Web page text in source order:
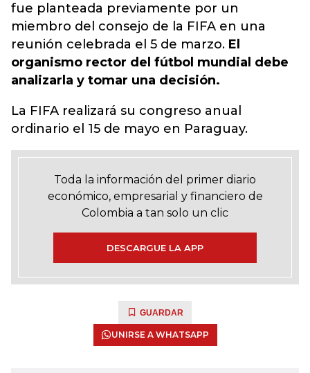
fue planteada previamente por un
miembro del consejo de la FIFA en una
reunión celebrada el 5 de marzo. El
organismo rector del fútbol mundial debe
analizarla y tomar una decisión.
La FIFA realizará su congreso anual
ordinario el 15 de mayo en Paraguay.
Toda la información del primer diario
económico, empresarial y financiero de
Colombia a tan solo un clic
DESCARGUE LA APP
GUARDAR
UNIRSE A WHATSAPP